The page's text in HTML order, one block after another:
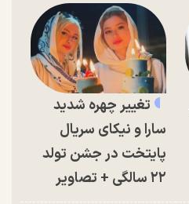
تغییر چهره شدید
سارا و نیکای سریال
پایتخت در جشن تولد
۲۲ سالگی + تصاویر